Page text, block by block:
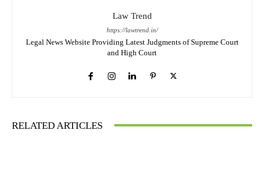
Law Trend
https://lawtrend.in/
Legal News Website Providing Latest Judgments of Supreme Court
and High Court
RELATED ARTICLES